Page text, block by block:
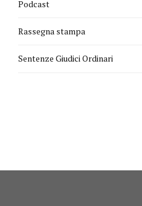
Podcast
Rassegna stampa
Sentenze Giudici Ordinari